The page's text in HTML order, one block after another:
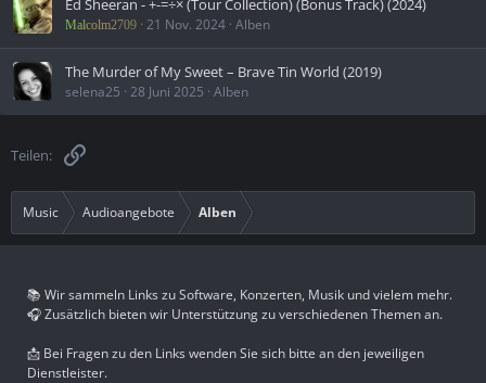
Ed Sheeran - +-=÷× (Tour Collection) (Bonus Track) (2024)
Malcolm2709 21 Nov. 2024 Alben
The Murder of My Sweet – Brave Tin World (2019)
selena25 28 Juni 2025 Alben
Teilen: Link
Music Audioangebote Alben
📚 Wir sammeln Links zu Software, Konzerten, Musik und vielem mehr.
🎧 Zusätzlich bieten wir Unterstützung zu verschiedenen Themen an.
📩 Bei Fragen zu den Links wenden Sie sich bitte an den jeweiligen
Dienstleister.